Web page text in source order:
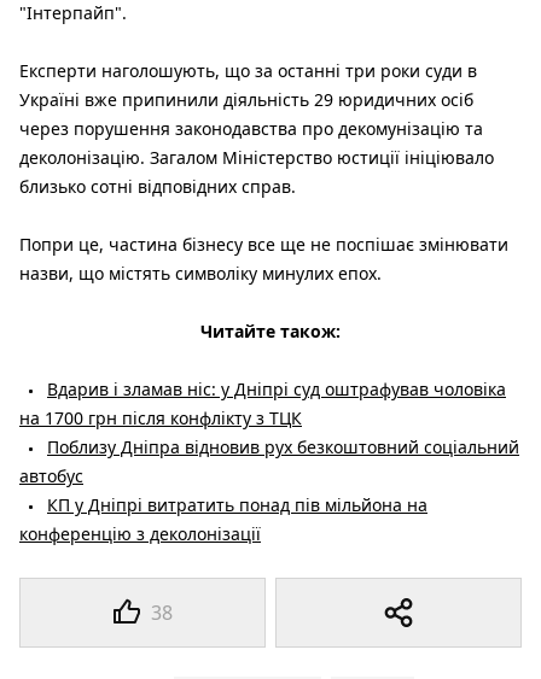
38
"Інтерпайп".
Експерти наголошують, що за останні три роки суди в
Україні вже припинили діяльність 29 юридичних осіб
через порушення законодавства про декомунізацію та
деколонізацію. Загалом Міністерство юстиції ініціювало
близько сотні відповідних справ.
Попри це, частина бізнесу все ще не поспішає змінювати
назви, що містять символіку минулих епох.
Читайте також:
Вдарив і зламав ніс: у Дніпрі суд оштрафував чоловіка
на 1700 грн після конфлікту з ТЦК
Поблизу Дніпра відновив рух безкоштовний соціальний
автобус
КП у Дніпрі витратить понад пів мільйона на
конференцію з деколонізації